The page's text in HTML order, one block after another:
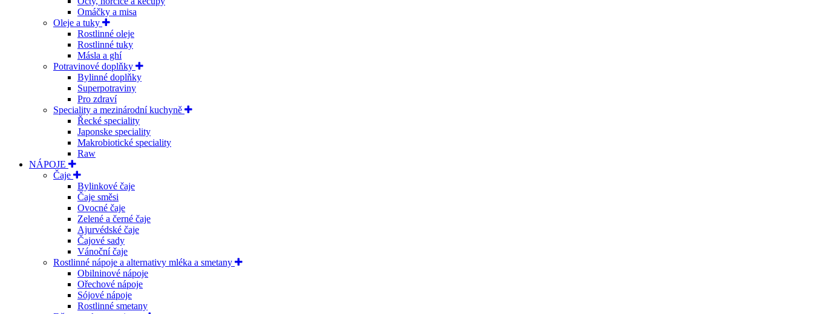
Omáčky a misa
Oleje a tuky
Rostlinné oleje
Rostlinné tuky
Másla a ghí
Potravinové doplňky
Bylinné doplňky
Superpotraviny
Pro zdraví
Speciality a mezinárodní kuchyně
Řecké speciality
Japonske speciality
Makrobiotické speciality
Raw
NÁPOJE
Čaje
Bylinkové čaje
Čaje směsi
Ovocné čaje
Zelené a černé čaje
Ajurvédské čaje
Čajové sady
Vánoční čaje
Rostlinné nápoje a alternativy mléka a smetany
Obilninové nápoje
Ořechové nápoje
Sójové nápoje
Rostlinné smetany